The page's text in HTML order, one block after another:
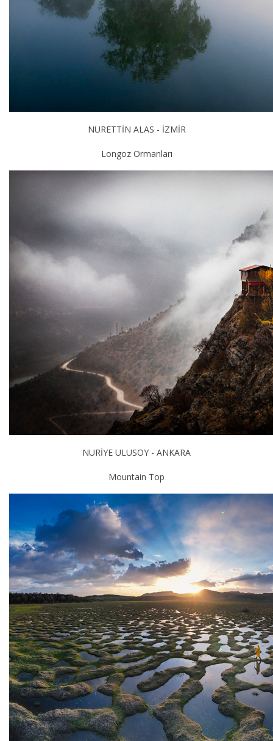
NURETTİN ALAS - İZMİR
Longoz Ormanları
NURİYE ULUSOY - ANKARA
Mountain Top